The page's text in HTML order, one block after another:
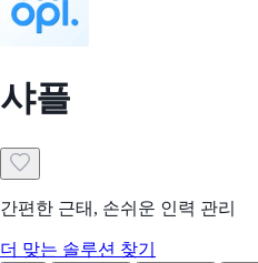
샤플
간편한 근태, 손쉬운 인력 관리
더 맞는 솔루션 찾기